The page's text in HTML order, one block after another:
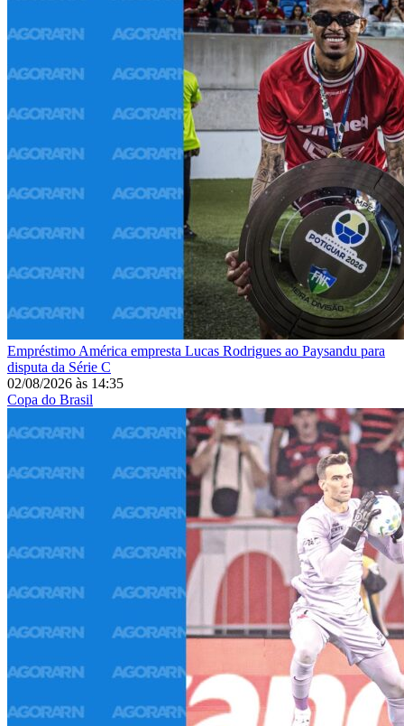
Empréstimo América empresta Lucas Rodrigues ao Paysandu para
disputa da Série C
02/08/2026 às 14:35
Copa do Brasil